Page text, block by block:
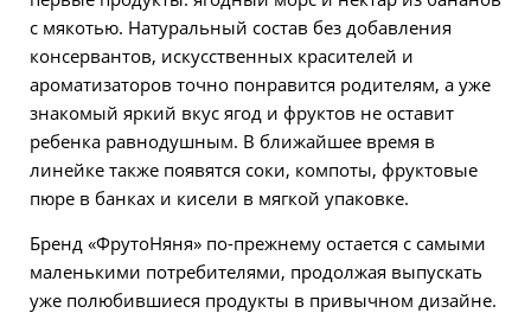
с мякотью. Натуральный состав без добавления
консервантов, искусственных красителей и
ароматизаторов точно понравится родителям, а уже
знакомый яркий вкус ягод и фруктов не оставит
ребенка равнодушным. В ближайшее время в
линейке также появятся соки, компоты, фруктовые
пюре в банках и кисели в мягкой упаковке.
Бренд «ФрутоНяня» по-прежнему остается с самыми
маленькими потребителями, продолжая выпускать
уже полюбившиеся продукты в привычном дизайне.